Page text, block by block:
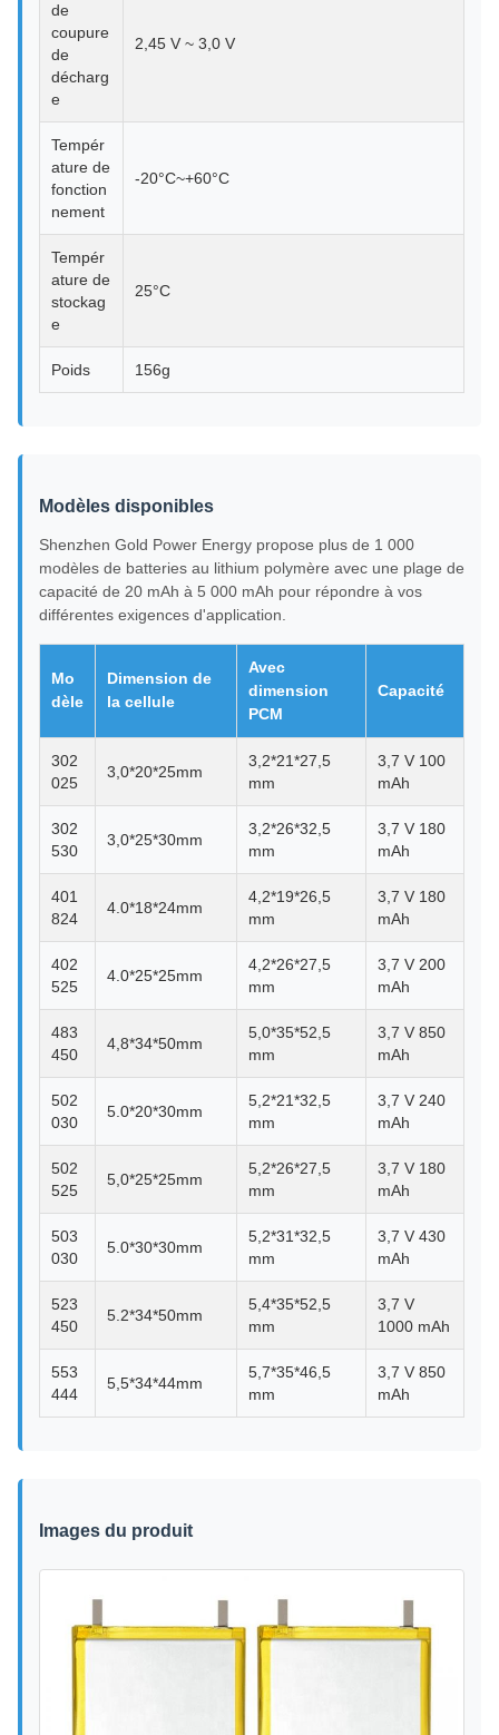
de
coupure
de
décharg
e
2,45 V ~ 3,0 V
Tempér
ature de
fonction
nement
-20°C~+60°C
Tempér
ature de
stockag
e
25°C
Poids 156g
Modèles disponibles
Shenzhen Gold Power Energy propose plus de 1 000
modèles de batteries au lithium polymère avec une plage de
capacité de 20 mAh à 5 000 mAh pour répondre à vos
différentes exigences d'application.
Mo
dèle
Dimension de
la cellule
Avec
dimension
PCM
Capacité
302
025
3,0*20*25mm
3,2*21*27,5
mm
3,7 V 100
mAh
302
530
3,0*25*30mm
3,2*26*32,5
mm
3,7 V 180
mAh
401
824
4.0*18*24mm
4,2*19*26,5
mm
3,7 V 180
mAh
402
525
4.0*25*25mm
4,2*26*27,5
mm
3,7 V 200
mAh
483
450
4,8*34*50mm
5,0*35*52,5
mm
3,7 V 850
mAh
502
030
5.0*20*30mm
5,2*21*32,5
mm
3,7 V 240
mAh
502
525
5,0*25*25mm
5,2*26*27,5
mm
3,7 V 180
mAh
503
030
5.0*30*30mm
5,2*31*32,5
mm
3,7 V 430
mAh
523
450
5.2*34*50mm
5,4*35*52,5
mm
3,7 V
1000 mAh
553
444
5,5*34*44mm
5,7*35*46,5
mm
3,7 V 850
mAh
Images du produit